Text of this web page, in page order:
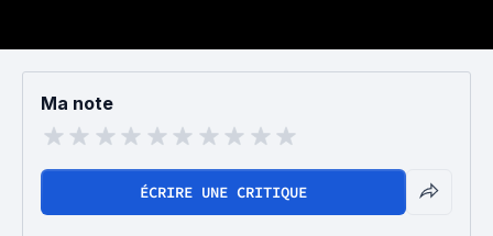
Ma note
ÉCRIRE UNE CRITIQUE